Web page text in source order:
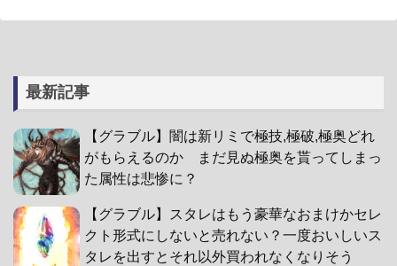
最新記事
【グラブル】闇は新リミで極技,極破,極奥どれ
がもらえるのか まだ見ぬ極奥を貰ってしまっ
た属性は悲惨に？
【グラブル】スタレはもう豪華なおまけかセレ
クト形式にしないと売れない？一度おいしいス
タレを出すとそれ以外買われなくなりそう